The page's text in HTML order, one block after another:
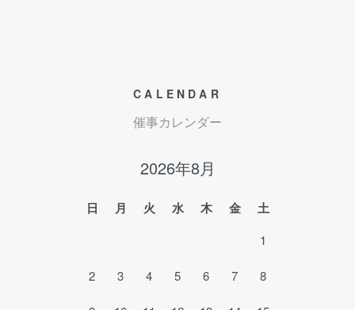
CALENDAR
催事カレンダー
2026年8月
日 月 火 水 木 金 土
1
2 3 4 5 6 7 8